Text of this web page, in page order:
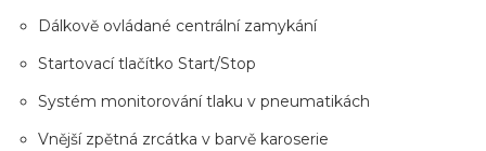
Dálkově ovládané centrální zamykání
Startovací tlačítko Start/Stop
Systém monitorování tlaku v pneumatikách
Vnější zpětná zrcátka v barvě karoserie